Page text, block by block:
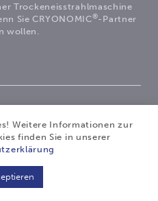
unserem
Cryonomic
YouTube-
Trockeneisstrahlmaschine
Sie CRYONOMIC®-Partner
wollen.
nv
| Datenschutz
|
|
Weitere Informationen zur
finden Sie in unserer